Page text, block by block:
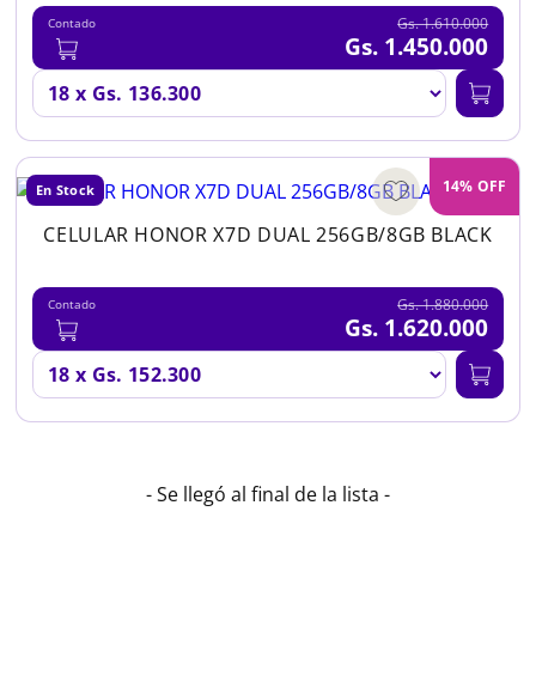
Contado Gs. 1.610.000
Gs. 1.450.000
14% OFF
En Stock
CELULAR HONOR X7D DUAL 256GB/8GB BLACK
Contado Gs. 1.880.000
Gs. 1.620.000
- Se llegó al final de la lista -